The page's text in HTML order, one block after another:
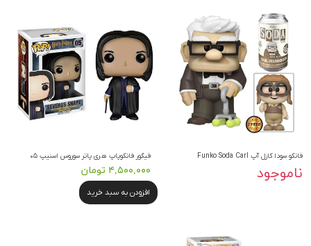
فانکو سودا کارل آپ Funko Soda Carl
ناموجود
فیگور فانکوپاپ هری پاتر سوروس اسنیپ ۰۵
۴,۵۰۰,۰۰۰ تومان
افزودن به سبد خرید